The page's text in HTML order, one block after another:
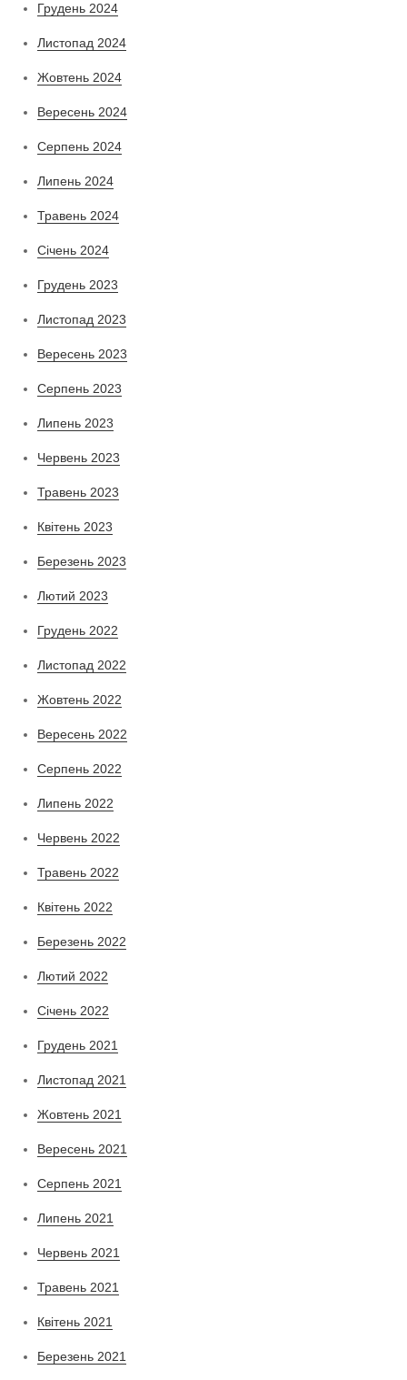
Грудень 2024
Листопад 2024
Жовтень 2024
Вересень 2024
Серпень 2024
Липень 2024
Травень 2024
Січень 2024
Грудень 2023
Листопад 2023
Вересень 2023
Серпень 2023
Липень 2023
Червень 2023
Травень 2023
Квітень 2023
Березень 2023
Лютий 2023
Грудень 2022
Листопад 2022
Жовтень 2022
Вересень 2022
Серпень 2022
Липень 2022
Червень 2022
Травень 2022
Квітень 2022
Березень 2022
Лютий 2022
Січень 2022
Грудень 2021
Листопад 2021
Жовтень 2021
Вересень 2021
Серпень 2021
Липень 2021
Червень 2021
Травень 2021
Квітень 2021
Березень 2021